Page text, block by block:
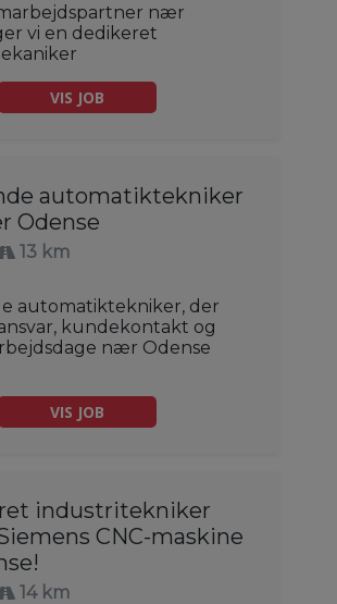
nær
vi en dedikeret
VIS JOB
automatiktekniker
Odense
13 km
automatiktekniker, der
kundekontakt og
nær Odense
VIS JOB
industritekniker
CNC-maskine
14 km